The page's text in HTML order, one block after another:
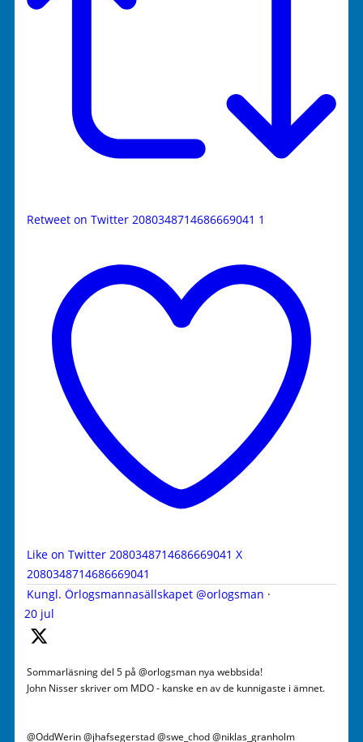
Retweet on Twitter 2080348714686669041 1
Like on Twitter 2080348714686669041 X
2080348714686669041
Kungl. Örlogsmannasällskapet @orlogsman ·
20 jul
Sommarläsning del 5 på @orlogsman nya webbsida!
John Nisser skriver om MDO - kanske en av de kunnigaste i ämnet.
@OddWerin @jhafsegerstad @swe_chod @niklas_granholm